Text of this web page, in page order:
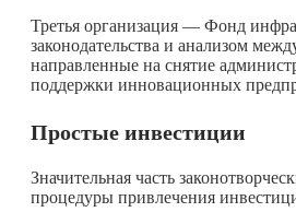
Третья организация — Фонд
законодательства и анализом
направленные на снятие
поддержки инновационных
Простые инвестиции
Значительная часть
процедуры привлечения